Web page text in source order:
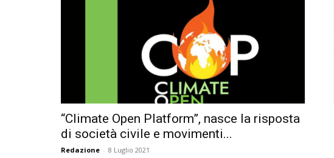
“Climate Open Platform”, nasce la risposta
di società civile e movimenti...
Redazione - 8 Luglio 2021